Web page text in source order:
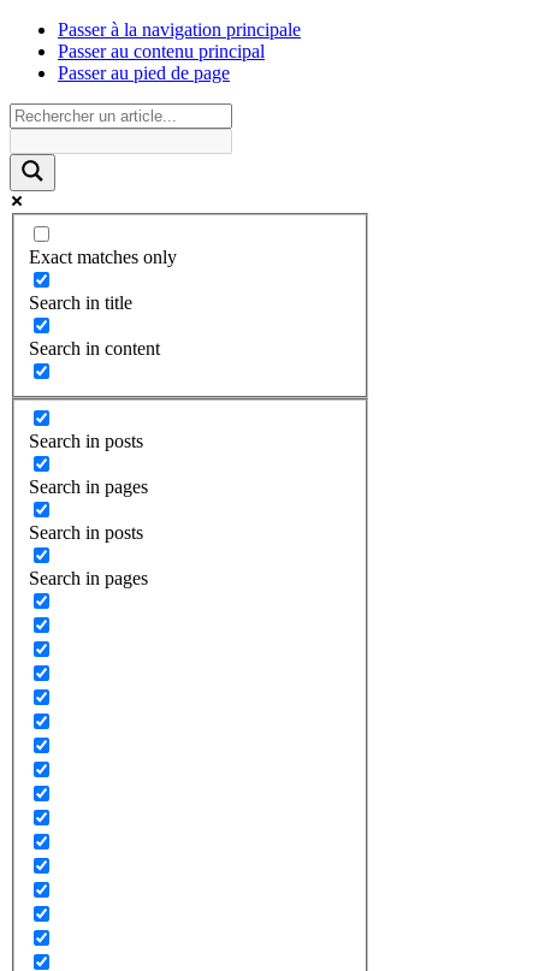
Passer à la navigation principale
Passer au contenu principal
Passer au pied de page
Exact matches only
Search in title
Search in content
Search in posts
Search in pages
Search in posts
Search in pages